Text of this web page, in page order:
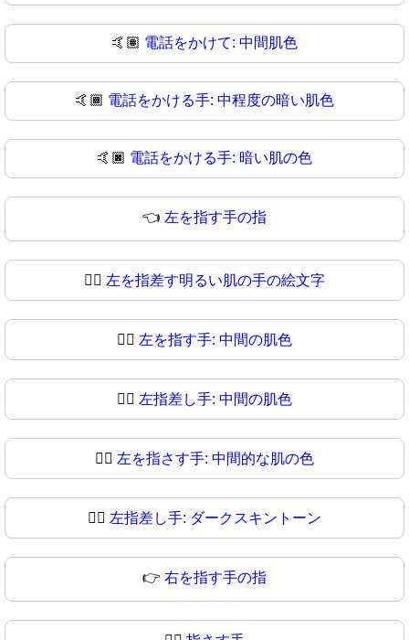
🤙🏽 電話をかけて: 中間肌色
🤙🏾 電話をかける手: 中程度の暗い肌色
🤙🏿 電話をかける手: 暗い肌の色
👈 左を指す手の指
👈🏻 左を指差す明るい肌の手の絵文字
👈🏼 左を指す手: 中間の肌色
👈🏽 左指差し手: 中間の肌色
👈🏾 左を指さす手: 中間的な肌の色
👈🏿 左指差し手: ダークスキントーン
👉 右を指す手の指